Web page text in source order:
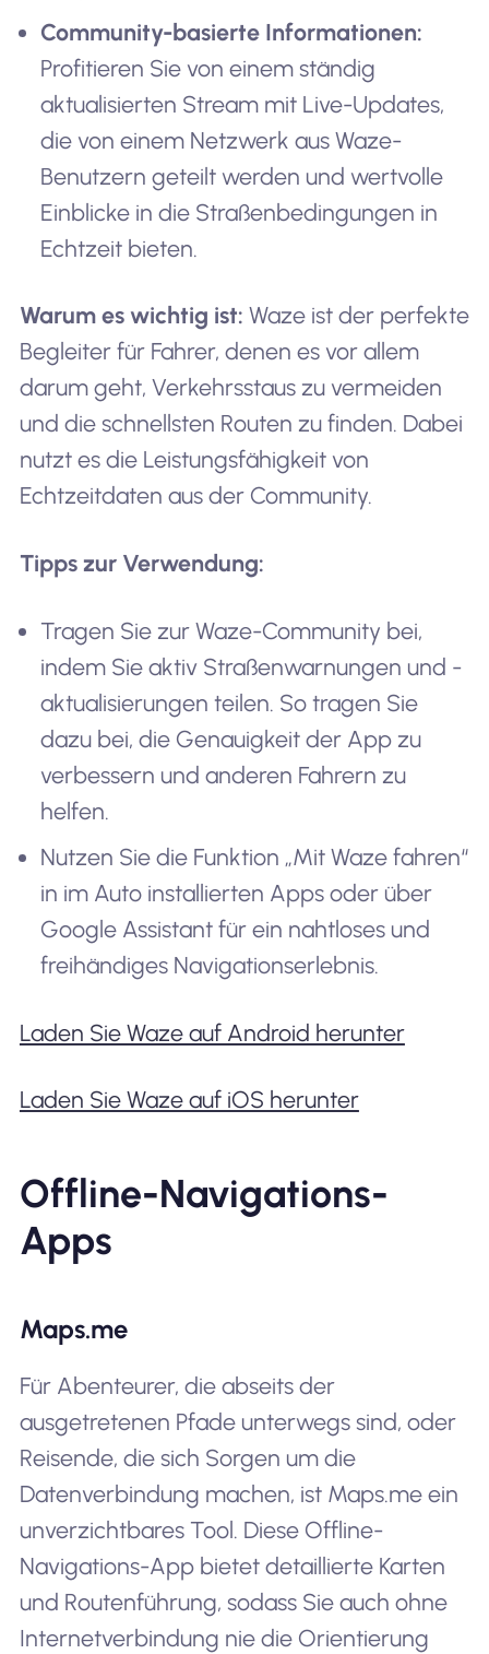
Community-basierte Informationen:
Profitieren Sie von einem ständig
aktualisierten Stream mit Live-Updates,
die von einem Netzwerk aus Waze-
Benutzern geteilt werden und wertvolle
Einblicke in die Straßenbedingungen in
Echtzeit bieten.
Warum es wichtig ist: Waze ist der perfekte
Begleiter für Fahrer, denen es vor allem
darum geht, Verkehrsstaus zu vermeiden
und die schnellsten Routen zu finden. Dabei
nutzt es die Leistungsfähigkeit von
Echtzeitdaten aus der Community.
Tipps zur Verwendung:
Tragen Sie zur Waze-Community bei,
indem Sie aktiv Straßenwarnungen und -
aktualisierungen teilen. So tragen Sie
dazu bei, die Genauigkeit der App zu
verbessern und anderen Fahrern zu
helfen.
Nutzen Sie die Funktion „Mit Waze fahren“
in im Auto installierten Apps oder über
Google Assistant für ein nahtloses und
freihändiges Navigationserlebnis.
Laden Sie Waze auf Android herunter
Laden Sie Waze auf iOS herunter
Offline-Navigations-
Apps
Maps.me
Für Abenteurer, die abseits der
ausgetretenen Pfade unterwegs sind, oder
Reisende, die sich Sorgen um die
Datenverbindung machen, ist Maps.me ein
unverzichtbares Tool. Diese Offline-
Navigations-App bietet detaillierte Karten
und Routenführung, sodass Sie auch ohne
Internetverbindung nie die Orientierung